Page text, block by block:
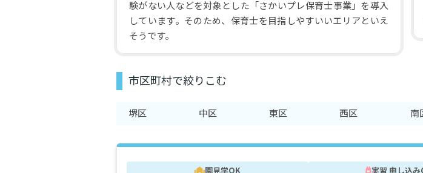
験がない人などを対象とした「さかいプレ保育士事業」を導入
しています。そのため、保育士を目指しやすいいエリアといえ
そうです。
市区町村で絞りこむ
堺区 中区 東区 西区 南
園見学OK 実習 申し込